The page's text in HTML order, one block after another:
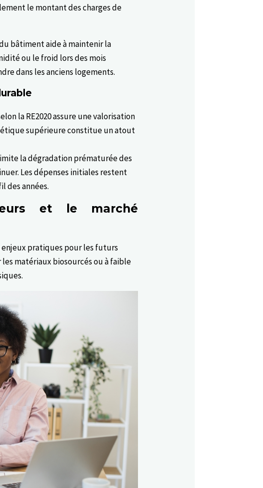
le montant des charges de
bâtiment aide à maintenir la
ou le froid lors des mois
dans les anciens logements.
la RE2020 assure une valorisation
supérieure constitue un atout
la dégradation prématurée des
Les dépenses initiales restent
des années.
et le marché
enjeux pratiques pour les futurs
matériaux biosourcés ou à faible